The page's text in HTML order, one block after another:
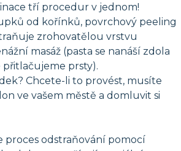
tří procedur v jednom!
od kořínků, povrchový peeling
zrohovatělou vrstvu
masáž (pasta se nanáší zdola
prsty).
Chcete-li to provést, musíte
ve vašem městě a domluvit si
proces odstraňování pomocí